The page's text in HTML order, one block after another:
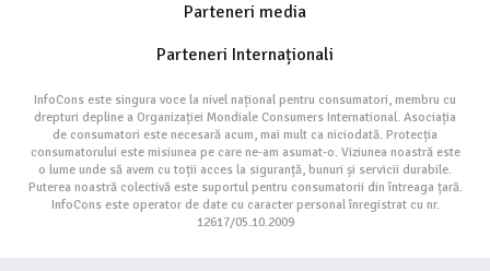
Parteneri media
Parteneri Internaționali
InfoCons este singura voce la nivel național pentru consumatori, membru cu
drepturi depline a Organizației Mondiale Consumers International. Asociația
de consumatori este necesară acum, mai mult ca niciodată. Protecția
consumatorului este misiunea pe care ne-am asumat-o. Viziunea noastră este
o lume unde să avem cu toții acces la siguranță, bunuri și servicii durabile.
Puterea noastră colectivă este suportul pentru consumatorii din întreaga țară.
InfoCons este operator de date cu caracter personal înregistrat cu nr.
12617/05.10.2009